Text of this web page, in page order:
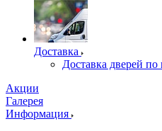
Доставка
Доставка дверей по
Акции
Галерея
Информация